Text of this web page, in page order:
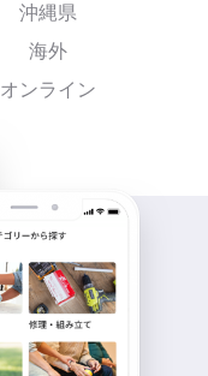
沖縄県
海外
オンライン